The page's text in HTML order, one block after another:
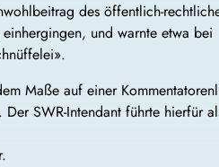
des öffentlich-
und warnte etwa bei
Maße auf einer
SWR-Intendant führte hierfür